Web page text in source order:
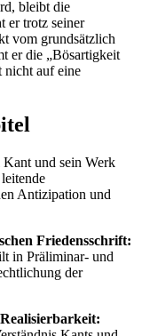
bleibt die
er trotz seiner
vom grundsätzlich
er die „Bösartigkeit
nicht auf eine
und sein Werk
Antizipation und
Friedensschrift:
in Präliminar- und
der